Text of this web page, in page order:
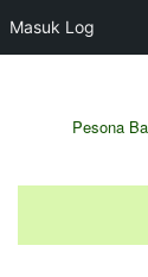
Masuk Log
Pesona